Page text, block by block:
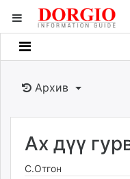
Мэдээллийн
Банк санхүү
Бизнес ААН
Төрийн
Нийслэлийн
Архив
Ах дүү
С.Отгон